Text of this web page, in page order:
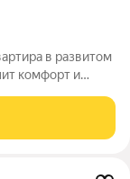
в развитом
комфорт и
со световыми